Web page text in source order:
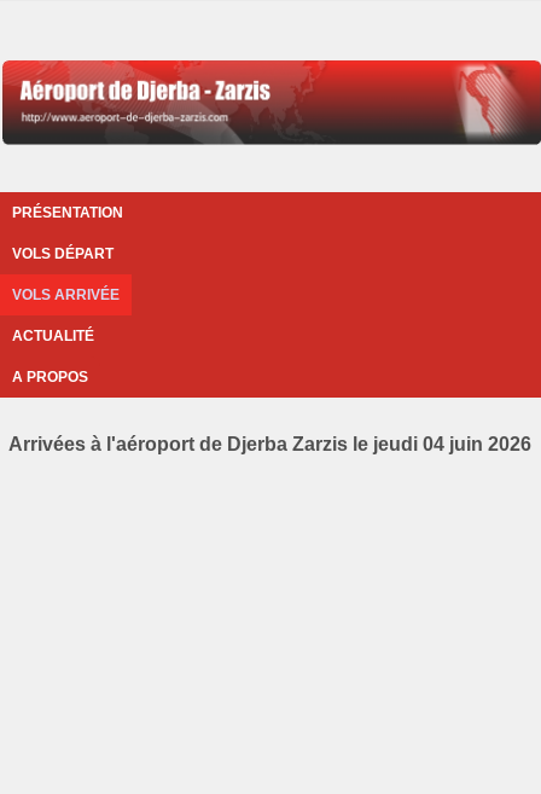
PRÉSENTATION
VOLS DÉPART
VOLS ARRIVÉE
ACTUALITÉ
A PROPOS
Arrivées à l'aéroport de Djerba Zarzis le jeudi 04 juin 2026